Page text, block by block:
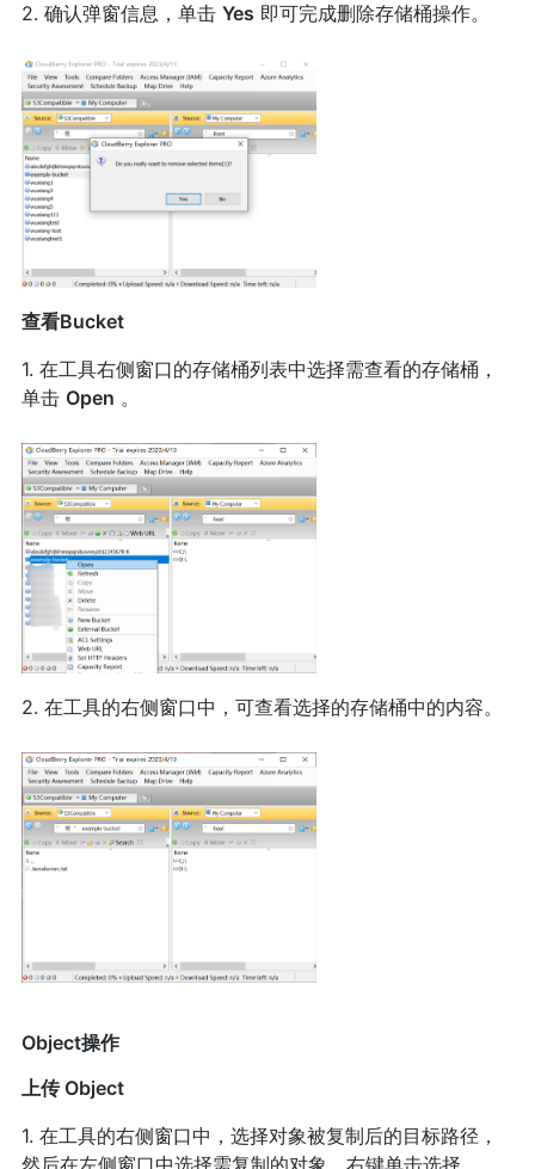
2. 确认弹窗信息，单击 Yes 即可完成删除存储桶操作。
查看Bucket
1. 在工具右侧窗口的存储桶列表中选择需查看的存储桶，
单击 Open 。
2. 在工具的右侧窗口中，可查看选择的存储桶中的内容。
Object操作
上传 Object
1. 在工具的右侧窗口中，选择对象被复制后的目标路径，